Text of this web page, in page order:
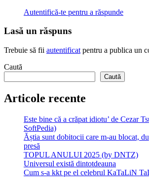
Autentifică-te pentru a răspunde
Lasă un răspuns
Trebuie să fii autentificat pentru a publica un
Caută
Caută
Articole recente
Este bine că a crăpat idiotu’ de Cezar
SoftPedia)
Ăștia sunt dobitocii care m-au blocat,
presă
TOPUL ANULUI 2025 (by DNTZ)
Universul există dintotdeauna
Cum s-a kkt pe el celebrul KaTaLiN